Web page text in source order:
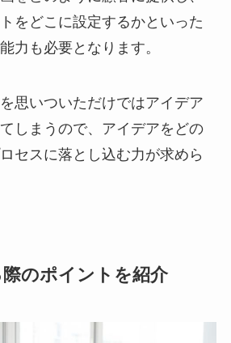
をどこに設定するかといった
力も必要となります。
思いついただけではアイデア
しまうので、アイデアをどの
セスに落とし込む力が求めら
のポイントを紹介